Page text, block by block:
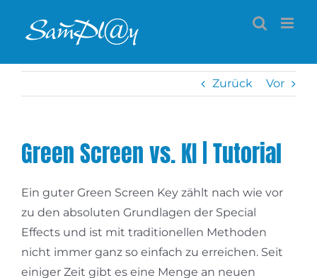
Inhalt
Zurück Vor
Green Screen vs. KI | Tutorial
Ein guter Green Screen Key zählt nach wie vor
zu den absoluten Grundlagen der Special
Effects und ist mit traditionellen Methoden
nicht immer ganz so einfach zu erreichen. Seit
einiger Zeit gibt es eine Menge an neuen